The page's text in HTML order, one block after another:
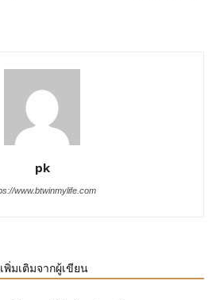
pk
www.btwinmylife.com
เพิ่มเติมจากผู้เขียน